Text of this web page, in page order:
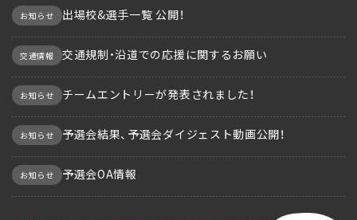
お知らせ 出場校&選手一覧 公開！
交通情報 交通規制・沿道での応援に関するお願い
お知らせ チームエントリーが発表されました！
お知らせ 予選会結果、予選会ダイジェスト動画公開！
お知らせ 予選会OA情報